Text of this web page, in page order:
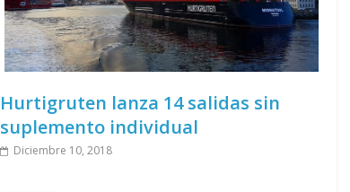
Hurtigruten lanza 14 salidas sin
suplemento individual
Diciembre 10, 2018